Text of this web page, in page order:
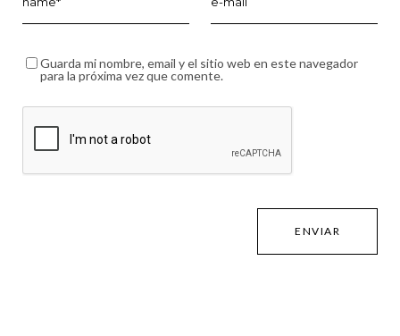
Guarda mi nombre, email y el sitio web en este navegador
para la próxima vez que comente.